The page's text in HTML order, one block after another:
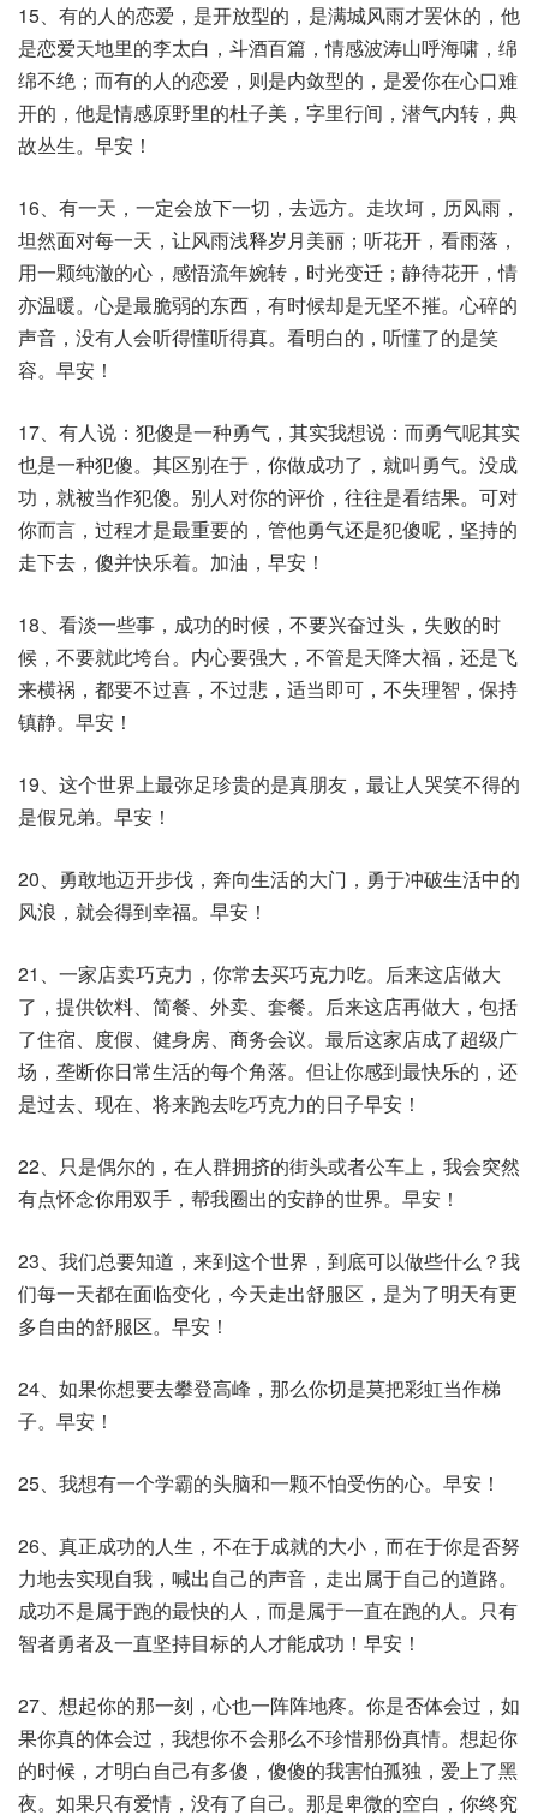
15、有的人的恋爱，是开放型的，是满城风雨才罢休的，他
是恋爱天地里的李太白，斗酒百篇，情感波涛山呼海啸，绵
绵不绝；而有的人的恋爱，则是内敛型的，是爱你在心口难
开的，他是情感原野里的杜子美，字里行间，潜气内转，典
故丛生。早安！
16、有一天，一定会放下一切，去远方。走坎坷，历风雨，
坦然面对每一天，让风雨浅释岁月美丽；听花开，看雨落，
用一颗纯澈的心，感悟流年婉转，时光变迁；静待花开，情
亦温暖。心是最脆弱的东西，有时候却是无坚不摧。心碎的
声音，没有人会听得懂听得真。看明白的，听懂了的是笑
容。早安！
17、有人说：犯傻是一种勇气，其实我想说：而勇气呢其实
也是一种犯傻。其区别在于，你做成功了，就叫勇气。没成
功，就被当作犯傻。别人对你的评价，往往是看结果。可对
你而言，过程才是最重要的，管他勇气还是犯傻呢，坚持的
走下去，傻并快乐着。加油，早安！
18、看淡一些事，成功的时候，不要兴奋过头，失败的时
候，不要就此垮台。内心要强大，不管是天降大福，还是飞
来横祸，都要不过喜，不过悲，适当即可，不失理智，保持
镇静。早安！
19、这个世界上最弥足珍贵的是真朋友，最让人哭笑不得的
是假兄弟。早安！
20、勇敢地迈开步伐，奔向生活的大门，勇于冲破生活中的
风浪，就会得到幸福。早安！
21、一家店卖巧克力，你常去买巧克力吃。后来这店做大
了，提供饮料、简餐、外卖、套餐。后来这店再做大，包括
了住宿、度假、健身房、商务会议。最后这家店成了超级广
场，垄断你日常生活的每个角落。但让你感到最快乐的，还
是过去、现在、将来跑去吃巧克力的日子早安！
22、只是偶尔的，在人群拥挤的街头或者公车上，我会突然
有点怀念你用双手，帮我圈出的安静的世界。早安！
23、我们总要知道，来到这个世界，到底可以做些什么？我
们每一天都在面临变化，今天走出舒服区，是为了明天有更
多自由的舒服区。早安！
24、如果你想要去攀登高峰，那么你切是莫把彩虹当作梯
子。早安！
25、我想有一个学霸的头脑和一颗不怕受伤的心。早安！
26、真正成功的人生，不在于成就的大小，而在于你是否努
力地去实现自我，喊出自己的声音，走出属于自己的道路。
成功不是属于跑的最快的人，而是属于一直在跑的人。只有
智者勇者及一直坚持目标的人才能成功！早安！
27、想起你的那一刻，心也一阵阵地疼。你是否体会过，如
果你真的体会过，我想你不会那么不珍惜那份真情。想起你
的时候，才明白自己有多傻，傻傻的我害怕孤独，爱上了黑
夜。如果只有爱情，没有了自己。那是卑微的空白，你终究